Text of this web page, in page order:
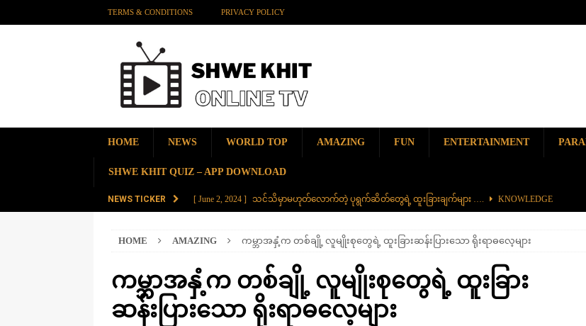
TERMS & CONDITIONS PRIVACY POLICY
HOME NEWS WORLD TOP AMAZING FUN ENTERTAINMENT
SHWE KHIT QUIZ – APP DOWNLOAD
NEWS TICKER [ June 2, 2024 ] သင်သိမှာမဟုတ်လောက်တဲ့ ပုရွက်ဆိတ်တွေရဲ့ ထူးခြားချက်များ …. KNOWLEDGE
[ November 28, 2023 ] ကမ္ဘာပေါ်မှာ တစ်ခုတည်းရှိတဲ့ စိတ်ကူးယဉ်ဆန်ဆန် ရေအောက်ပန်းခြံ
[ November 28, 2023 ] တွဲပေါင်း (၆၀၀) ကျော်နဲ့ ကမ္ဘာ့အရှည်ဆုံး မီးရထားကြီး KNOWLEDGE
[ August 20, 2025 ] ဒိုင်နိုဆောတွေကို မျိုးတုံးစေခဲ့တဲ့ ဥက္ကာခဲကြီးရဲ့ အဖျက်စွမ်းအား ဘယ်လောက်ရှိခဲ့လဲ
HOME AMAZING ကမ္ဘာအနှံ့က တစ်ချို့ လူမျိုးစုတွေရဲ့ ထူးခြားဆန်းပြားသော ရိုးရာဓလေ့များ
ကမ္ဘာအနှံ့က တစ်ချို့ လူမျိုးစုတွေရဲ့ ထူးခြား
ဆန်းပြားသော ရိုးရာဓလေ့များ